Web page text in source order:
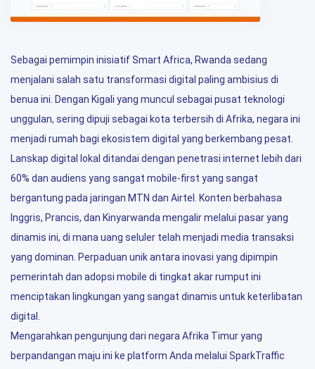
Sebagai pemimpin inisiatif Smart Africa, Rwanda sedang
menjalani salah satu transformasi digital paling ambisius di
benua ini. Dengan Kigali yang muncul sebagai pusat teknologi
unggulan, sering dipuji sebagai kota terbersih di Afrika, negara ini
menjadi rumah bagi ekosistem digital yang berkembang pesat.
Lanskap digital lokal ditandai dengan penetrasi internet lebih dari
60% dan audiens yang sangat mobile-first yang sangat
bergantung pada jaringan MTN dan Airtel. Konten berbahasa
Inggris, Prancis, dan Kinyarwanda mengalir melalui pasar yang
dinamis ini, di mana uang seluler telah menjadi media transaksi
yang dominan. Perpaduan unik antara inovasi yang dipimpin
pemerintah dan adopsi mobile di tingkat akar rumput ini
menciptakan lingkungan yang sangat dinamis untuk keterlibatan
digital.
Mengarahkan pengunjung dari negara Afrika Timur yang
berpandangan maju ini ke platform Anda melalui SparkTraffic